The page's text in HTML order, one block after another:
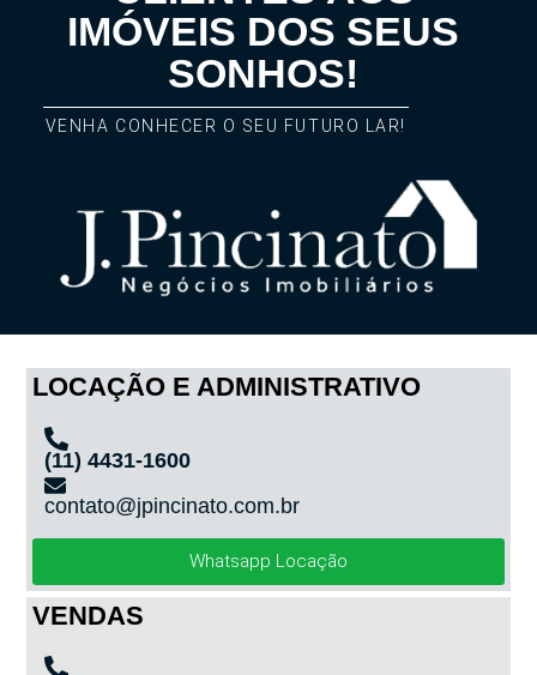
IMÓVEIS DOS SEUS
SONHOS!
VENHA CONHECER O SEU FUTURO LAR!
LOCAÇÃO E ADMINISTRATIVO
(11) 4431-1600
contato@jpincinato.com.br
Whatsapp Locação
VENDAS